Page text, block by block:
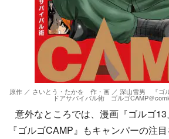
原作 ／ さいとう・たかを 作・画 ／ 深山雪男 『ゴ
ドアサバイバル術 ゴルゴCAMP＠
意外なところでは、漫画『ゴルゴ
『ゴルゴCAMP』もキャンパーの注